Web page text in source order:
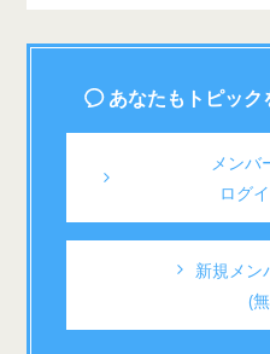
あなたもトピック
メンバ
ログ
新規メン
(